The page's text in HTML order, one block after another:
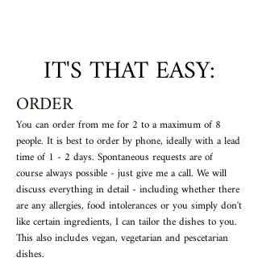
IT'S THAT EASY:
ORDER
You can order from me for 2 to a maximum of 8
people. It is best to order by phone, ideally with a lead
time of 1 - 2 days. Spontaneous requests are of
course always possible - just give me a call. We will
discuss everything in detail - including whether there
are any allergies, food intolerances or you simply don't
like certain ingredients, I can tailor the dishes to you.
This also includes vegan, vegetarian and pescetarian
dishes.